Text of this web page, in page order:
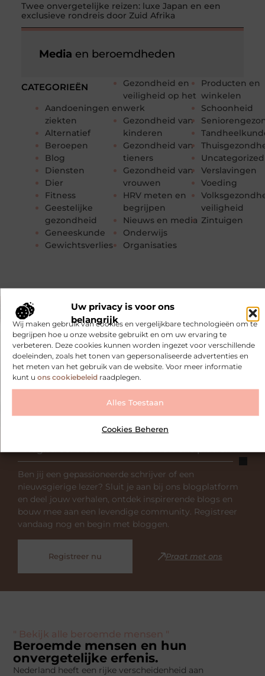
Uw privacy is voor ons
belangrijk
Wij maken gebruik van cookies en vergelijkbare technologieën om te
begrijpen hoe u onze website gebruikt en om uw ervaring te
verbeteren. Deze cookies kunnen worden ingezet voor verschillende
doeleinden, zoals het tonen van gepersonaliseerde advertenties en
het meten van het gebruik van de website. Voor meer informatie
kunt u ons cookiebeleidraadplegen.
Alles Toestaan
Cookies Beheren
Twee onvergetelijke reizen: luxe Japan en een
exclusieve rondreis door Zuid Afrika
CATEGORIEËN
Aandoeningen en
ziekten
Alternatief
Beroepen
Blog
Diensten
Dier
Fitness
Geestelijke
gezondheid
Geneeskunde
Gewichtsverlies
Gezondheid en
veiligheid op het
werk
Gezondheid van
kinderen
Gezondheid van
tieners
Gezondheid van
vrouwen
HRV meten en
begrijpen
Nieuws en media
Onderwijs
Organisaties
Producten en
winkelen
Schoonheid
Uncategorized
Verslavingen
Voeding
veiligheid
Zintuigen
Media en beroemdheden
Registreer nu en word deel van ons platform!
Ben jij een gepassioneerde schrijver of een
nieuwsgierige lezer? Sluit je aan bij ons blogplatform
en deel jouw verhalen, ontdek inspirerende blogs en
bouw mee aan een levendige community. Registreer
vandaag nog en begin met bloggen.
Registreer nu Praat met ons
" Bekijk alle beroemde mensen "
Beroemde mensen en hun
onvergetelijke erfenis.
Nederland heeft een rijke verscheidenheid aan